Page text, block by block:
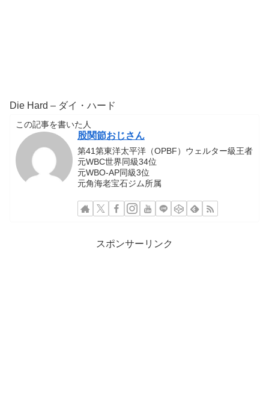
Die Hard – ダイ・ハード
この記事を書いた人
股関節おじさん
第41第東洋太平洋（OPBF）ウェルター級王者
元WBC世界同級34位
元WBO-AP同級3位
元角海老宝石ジム所属
スポンサーリンク